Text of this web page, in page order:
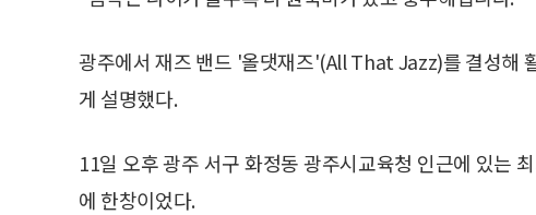
광주에서 재즈 밴드 '올댓재즈'(All That Jazz)를 결성해
게 설명했다.
11일 오후 광주 서구 화정동 광주시교육청 인근에 있는
에 한창이었다.